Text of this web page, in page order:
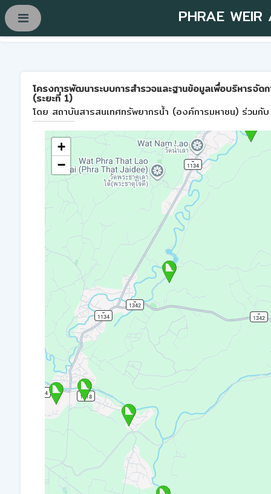
PHRAE WEIR
โครงการพัฒนาระบบการสำรวจและฐานข้อมูลเพื่อบริหารจั
(ระยะที่ 1)
โดย สถาบันสารสนเทศทรัพยากรน้ำ (องค์การมหาชน) ร่วมกั
+
−